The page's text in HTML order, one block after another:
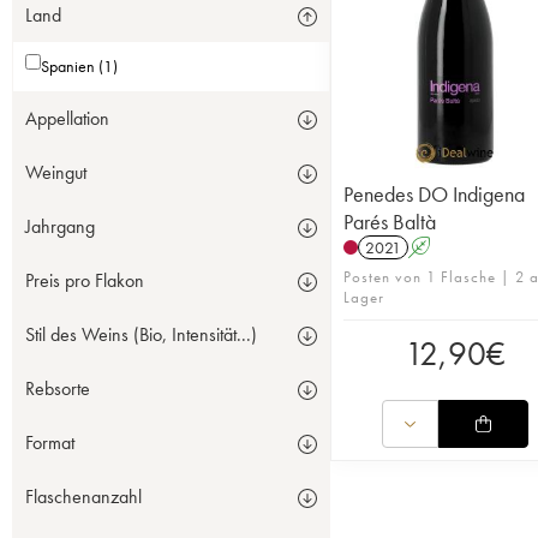
Land
Spanien (1)
Appellation
Weingut
Jahrgang
Preis pro Flakon
Stil des Weins (Bio, Intensität...)
Rebsorte
Format
Flaschenanzahl
Penedes DO Indigena
Parés Baltà
2021 A
Posten von 1 Flasche | 2
Lager
12,90€